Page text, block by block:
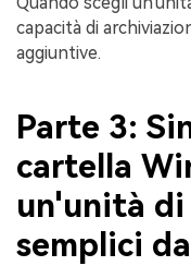
capacità di
aggiuntive.
Parte 3:
cartella
un'unità
semplici